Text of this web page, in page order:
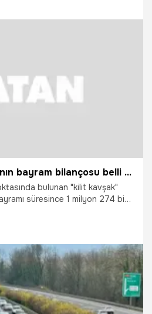
43 ilin geçiş noktasının bayram bilançosu belli oldu: 1 milyon 274 bin araç geçti, ölümlü kaza yaşanmadı
bulunan "kilit kavşak"
süresince 1 milyon 274 bin